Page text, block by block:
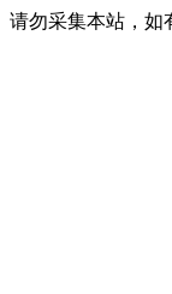
请勿采集本站，如